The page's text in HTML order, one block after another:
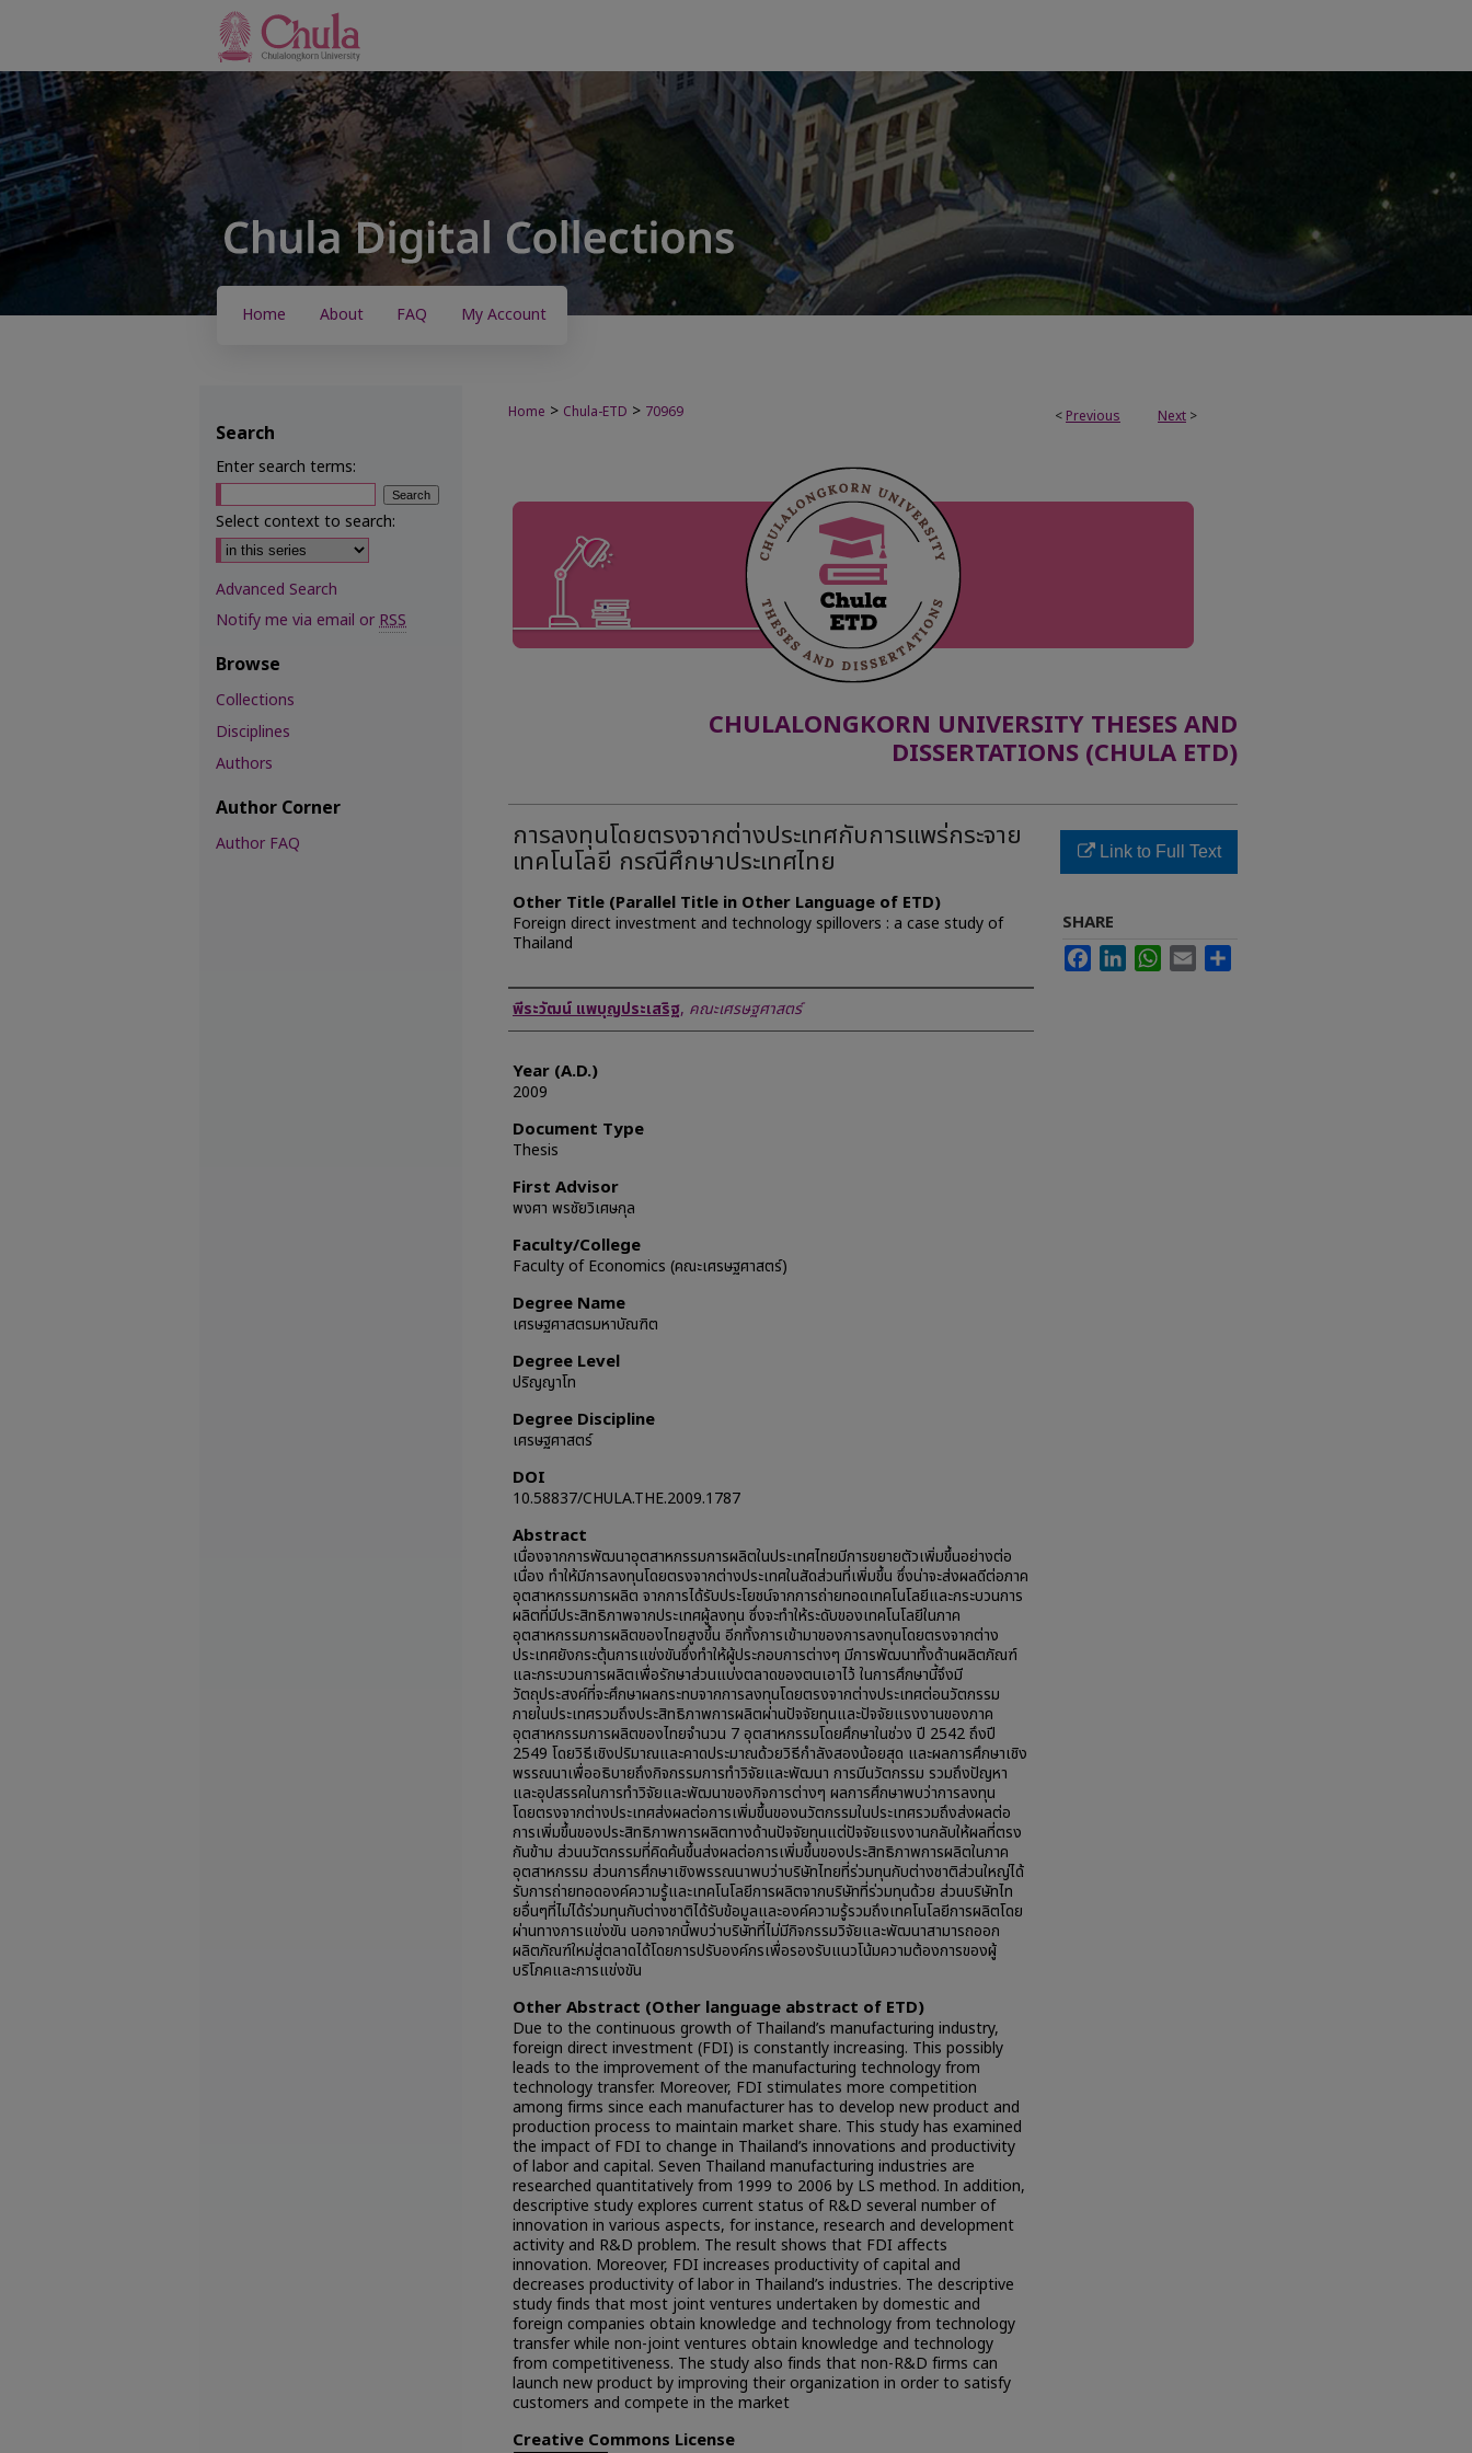
Home About FAQ My Account
< Previous Next >
Home > Chula-ETD > 70969
CHULALONGKORN UNIVERSITY THESES AND
DISSERTATIONS (CHULA ETD)
การลงทุนโดยตรงจากต่างประเทศกับการแพร่กระจาย
เทคโนโลยี กรณีศึกษาประเทศไทย
Other Title (Parallel Title in Other Language of ETD)
Foreign direct investment and technology spillovers : a case study of
Thailand
Author
พีระวัฒน์ แพบุญประเสริฐ, คณะเศรษฐศาสตร์
Year (A.D.)
2009
Document Type
Thesis
First Advisor
พงศา พรชัยวิเศษกุล
Faculty/College
Faculty of Economics (คณะเศรษฐศาสตร์)
Degree Name
เศรษฐศาสตรมหาบัณฑิต
Degree Level
ปริญญาโท
Degree Discipline
เศรษฐศาสตร์
DOI
10.58837/CHULA.THE.2009.1787
Abstract
เนื่องจากการพัฒนาอุตสาหกรรมการผลิตในประเทศไทยมีการขยายตัวเพิ่มขึ้นอย่างต่อ
เนื่อง ทำให้มีการลงทุนโดยตรงจากต่างประเทศในสัดส่วนที่เพิ่มขึ้น ซึ่งน่าจะส่งผลดีต่อภาค
อุตสาหกรรมการผลิต จากการได้รับประโยชน์จากการถ่ายทอดเทคโนโลยีและกระบวนการ
ผลิตที่มีประสิทธิภาพจากประเทศผู้ลงทุน ซึ่งจะทำให้ระดับของเทคโนโลยีในภาค
อุตสาหกรรมการผลิตของไทยสูงขึ้น อีกทั้งการเข้ามาของการลงทุนโดยตรงจากต่าง
ประเทศยังกระตุ้นการแข่งขันซึ่งทำให้ผู้ประกอบการต่างๆ มีการพัฒนาทั้งด้านผลิตภัณฑ์
และกระบวนการผลิตเพื่อรักษาส่วนแบ่งตลาดของตนเอาไว้ ในการศึกษานี้จึงมี
วัตถุประสงค์ที่จะศึกษาผลกระทบจากการลงทุนโดยตรงจากต่างประเทศต่อนวัตกรรม
ภายในประเทศรวมถึงประสิทธิภาพการผลิตผ่านปัจจัยทุนและปัจจัยแรงงานของภาค
อุตสาหกรรมการผลิตของไทยจำนวน 7 อุตสาหกรรมโดยศึกษาในช่วง ปี 2542 ถึงปี
2549 โดยวิธีเชิงปริมาณและคาดประมาณด้วยวิธีกำลังสองน้อยสุด และผลการศึกษาเชิง
พรรณนาเพื่ออธิบายถึงกิจกรรมการทำวิจัยและพัฒนา การมีนวัตกรรม รวมถึงปัญหา
และอุปสรรคในการทำวิจัยและพัฒนาของกิจการต่างๆ ผลการศึกษาพบว่าการลงทุน
โดยตรงจากต่างประเทศส่งผลต่อการเพิ่มขึ้นของนวัตกรรมในประเทศรวมถึงส่งผลต่อ
การเพิ่มขึ้นของประสิทธิภาพการผลิตทางด้านปัจจัยทุนแต่ปัจจัยแรงงานกลับให้ผลที่ตรง
กันข้าม ส่วนนวัตกรรมที่คิดค้นขึ้นส่งผลต่อการเพิ่มขึ้นของประสิทธิภาพการผลิตในภาค
อุตสาหกรรม ส่วนการศึกษาเชิงพรรณนาพบว่าบริษัทไทยที่ร่วมทุนกับต่างชาติส่วนใหญ่ได้
รับการถ่ายทอดองค์ความรู้และเทคโนโลยีการผลิตจากบริษัทที่ร่วมทุนด้วย ส่วนบริษัทไท
ยอื่นๆที่ไม่ได้ร่วมทุนกับต่างชาติได้รับข้อมูลและองค์ความรู้รวมถึงเทคโนโลยีการผลิตโดย
ผ่านทางการแข่งขัน นอกจากนี้พบว่าบริษัทที่ไม่มีกิจกรรมวิจัยและพัฒนาสามารถออก
ผลิตภัณฑ์ใหม่สู่ตลาดได้โดยการปรับองค์กรเพื่อรองรับแนวโน้มความต้องการของผู้
บริโภคและการแข่งขัน
Other Abstract (Other language abstract of ETD)
Due to the continuous growth of Thailand’s manufacturing industry,
foreign direct investment (FDI) is constantly increasing. This possibly
leads to the improvement of the manufacturing technology from
technology transfer. Moreover, FDI stimulates more competition
among firms since each manufacturer has to develop new product and
production process to maintain market share. This study has examined
the impact of FDI to change in Thailand’s innovations and productivity
of labor and capital. Seven Thailand manufacturing industries are
researched quantitatively from 1999 to 2006 by LS method. In addition,
descriptive study explores current status of R&D several number of
innovation in various aspects, for instance, research and development
activity and R&D problem. The result shows that FDI affects
innovation. Moreover, FDI increases productivity of capital and
decreases productivity of labor in Thailand’s industries. The descriptive
study finds that most joint ventures undertaken by domestic and
foreign companies obtain knowledge and technology from technology
transfer while non-joint ventures obtain knowledge and technology
from competitiveness. The study also finds that non-R&D firms can
launch new product by improving their organization in order to satisfy
customers and compete in the market
Creative Commons License
Link to Full Text
SHARE
FacebookLinkedInWhatsApp
Email
Search
Enter search terms:
Select context to search:
Advanced Search
Notify me via email orRSS
Browse
Collections
Disciplines
Authors
Author Corner
Author FAQ